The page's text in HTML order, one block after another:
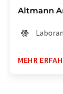
Altmann
MEHR